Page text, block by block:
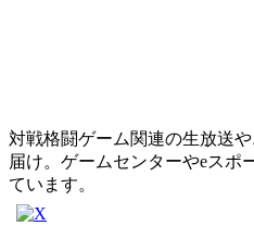
対戦格闘ゲーム関連の生放送
届け。ゲームセンターやeスポ
ています。